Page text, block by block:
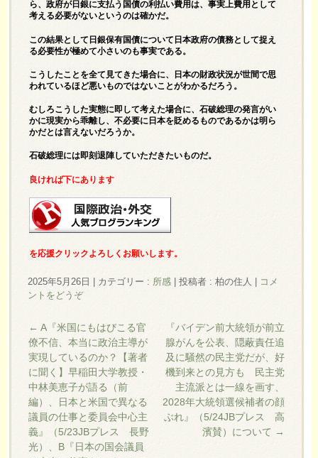
ら、政府が日銀に支払う国債の利払い費用は、事実上費用として
考える必要がないというのは確かだ。
この結果として日銀保有国債について日本政府の債務として捉え
る必要性が極めて小さいのも事実である。
こうしたことを全て見てきた場合に、日本の財政状況が世間で思
われているほど悪いものではないことがわかるだろう。
むしろこうした実態に即して考えた場合に、石破総理の発言がい
かに現実から乖離し、不必要に日本を貶めるものであるかは明ら
かだとは言えないだろうか。
石破総理には即刻退陣していただきたいものだ。
良ければ下にあります
を応援クリックよろしくお願いします。
2025年5月26日 カテゴリー : 所感 投稿者 : 柏の住人
コメ
ントをどうぞ
← A『米国にもはびこる官
僚不信、本当に政治主導が
実現しているのか？【著者
に聞く】早稲田大学教授・
中林美恵子が語る（前
編）、日本と米国で異なる
議員の仕事と委員会中心主
義』（5/23JBプレス 長野
光）、B『日本の国会議員
『バイデン前大統領が前立
腺がんを公表、隠蔽責任追
及に騒然の民主党だが、好
機到来との見方も 民主党
主流派とは一線を画す、
2028年大統領選候補者の顔
ぶれ』（5/24JBプレス 高
濱賛）について →